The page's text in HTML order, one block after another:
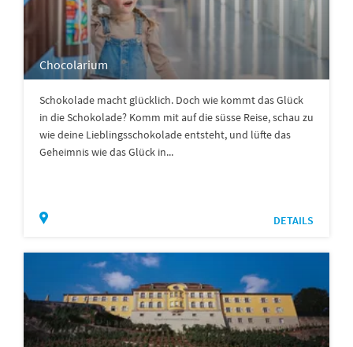
Chocolarium
Schokolade macht glücklich. Doch wie kommt das Glück
in die Schokolade? Komm mit auf die süsse Reise, schau zu
wie deine Lieblingsschokolade entsteht, und lüfte das
Geheimnis wie das Glück in...
DETAILS